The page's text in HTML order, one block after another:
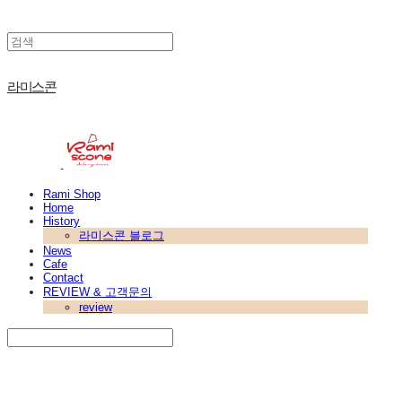
라미스콘
Rami Shop
Home
History
라미스콘 블로그
News
Cafe
Contact
REVIEW & 고객문의
review